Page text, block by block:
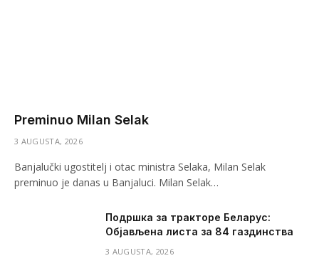
Preminuo Milan Selak
3 AUGUSTA, 2026
Banjalučki ugostitelj i otac ministra Selaka, Milan Selak
preminuo je danas u Banjaluci. Milan Selak…
Подршка за тракторе Беларус:
Објављена листа за 84 газдинства
3 AUGUSTA, 2026